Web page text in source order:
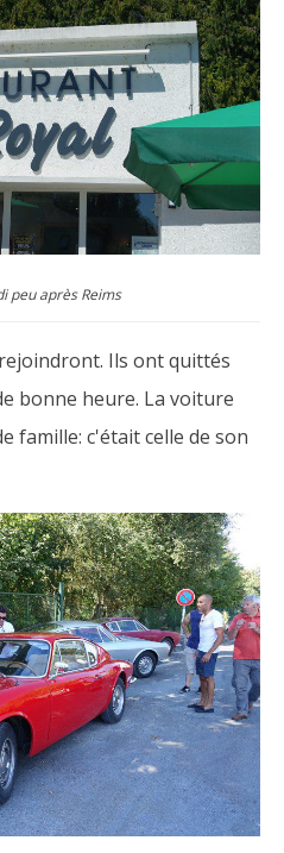
peu après Reims
Ils ont quittés
bonne heure. La voiture
famille: c'était celle de son